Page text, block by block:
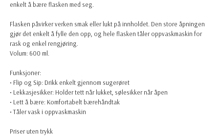
enkelt å bære flasken med seg.
Flasken påvirker verken smak eller lukt på innholdet. Den store åpningen
gjør det enkelt å fylle den opp, og hele flasken tåler oppvaskmaskin for
rask og enkel rengjøring.
Volum: 600 ml.
Funksjoner:
• Flip og Sip: Drikk enkelt gjennom sugerøret
• Lekkasjesikker: Holder tett når lukket, sølesikker når åpen
• Lett å bære: Komfortabelt bærehåndtak
• Tåler vask i oppvaskmaskin
Priser uten trykk